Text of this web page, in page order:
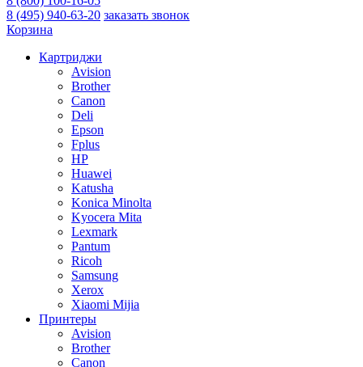
8 (495) 940-63-20 заказать звонок
Корзина
Картриджи
Avision
Brother
Canon
Deli
Epson
Fplus
HP
Huawei
Katusha
Konica Minolta
Kyocera Mita
Lexmark
Pantum
Ricoh
Samsung
Xerox
Xiaomi Mijia
Принтеры
Avision
Brother
Canon